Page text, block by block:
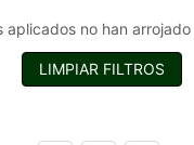
aplicados no han
LIMPIAR FILTROS